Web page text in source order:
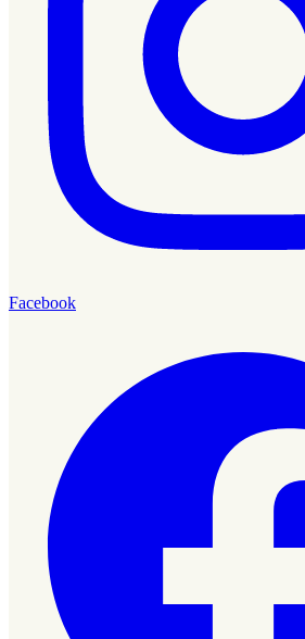
Facebook